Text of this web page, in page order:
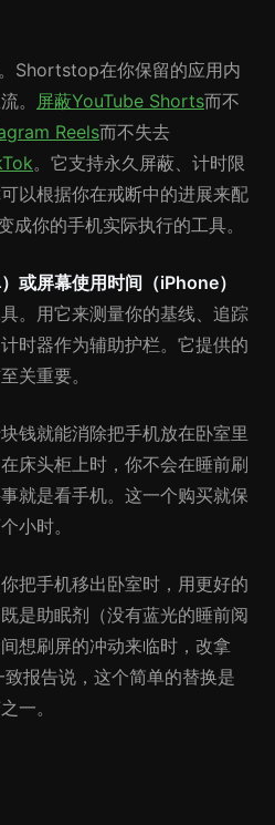
Shortstop在你保留的应用内
。 屏蔽YouTube Shorts而不
Reels而不失去
。它支持永久屏蔽、计时限
以根据你在戒断中的进展来配
成你的手机实际执行的工具。
或屏幕使用时间（iPhone）
。用它来测量你的基线、追踪
时器作为辅助护栏。它提供的
关重要。
钱就能消除把手机放在卧室里
床头柜上时，你不会在睡前刷
就是看手机。这一个购买就保
小时。
把手机移出卧室时，用更好的
是助眠剂（没有蓝光的睡前阅
想刷屏的冲动来临时，改拿
报告说，这个简单的替换是
一。